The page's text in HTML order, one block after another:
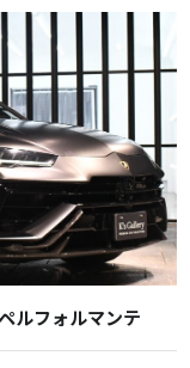
ルフォルマンテ